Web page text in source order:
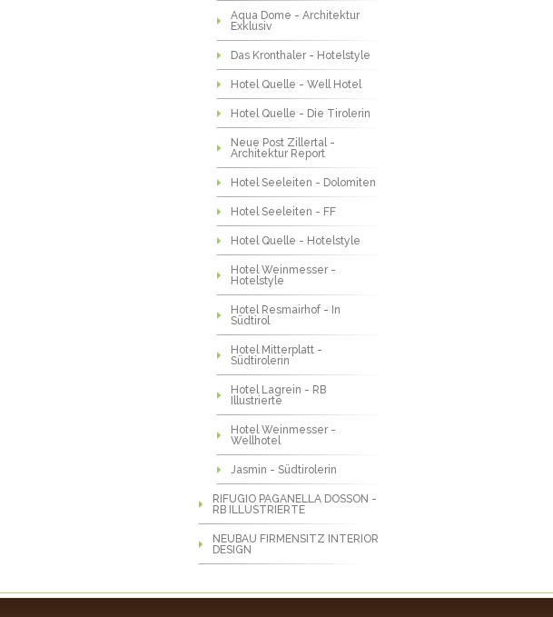
Aqua Dome - Architektur
Exklusiv
Das Kronthaler - Hotelstyle
Hotel Quelle - Well Hotel
Hotel Quelle - Die Tirolerin
Neue Post Zillertal -
Architektur Report
Hotel Seeleiten - Dolomiten
Hotel Seeleiten - FF
Hotel Quelle - Hotelstyle
Hotel Weinmesser -
Hotelstyle
Hotel Resmairhof - In
Südtirol
Hotel Mitterplatt -
Südtirolerin
Hotel Lagrein - RB
Illustrierte
Hotel Weinmesser -
Wellhotel
Jasmin - Südtirolerin
RIFUGIO PAGANELLA DOSSON -
RB ILLUSTRIERTE
NEUBAU FIRMENSITZ INTERIOR
DESIGN